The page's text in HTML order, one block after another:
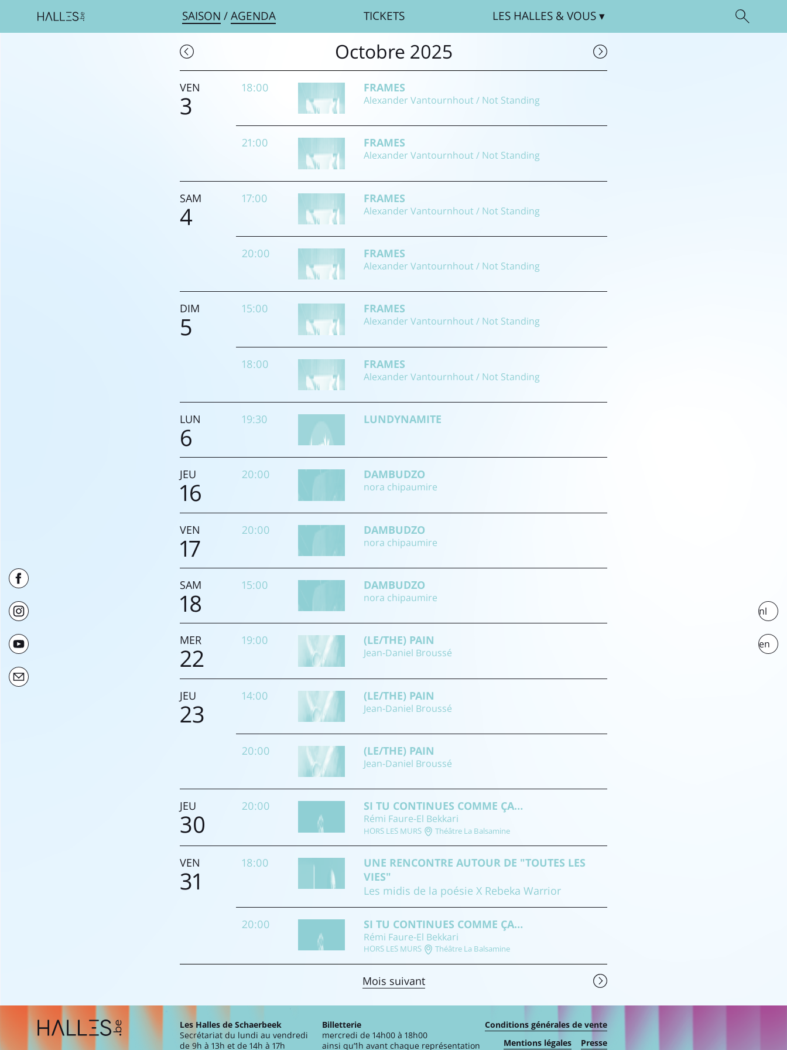
SAISON /AGENDA TICKETS LES HALLES & VOUS
Octobre 2025
VEN
3
18:00 FRAMES
Alexander Vantournhout / Not Standing
21:00 FRAMES
Alexander Vantournhout / Not Standing
SAM
4
17:00 FRAMES
Alexander Vantournhout / Not Standing
20:00 FRAMES
Alexander Vantournhout / Not Standing
DIM
5
15:00 FRAMES
Alexander Vantournhout / Not Standing
18:00 FRAMES
Alexander Vantournhout / Not Standing
LUN
6
19:30 LUNDYNAMITE
JEU
16
20:00 DAMBUDZO
nora chipaumire
VEN
17
20:00 DAMBUDZO
nora chipaumire
SAM
18
15:00 DAMBUDZO
nora chipaumire
MER
22
19:00 (LE/THE) PAIN
Jean-Daniel Broussé
JEU
23
14:00 (LE/THE) PAIN
Jean-Daniel Broussé
20:00 (LE/THE) PAIN
Jean-Daniel Broussé
JEU
30
20:00 SI TU CONTINUES COMME ÇA...
Rémi Faure-El Bekkari
HORS LES MURS Théâtre La Balsamine
VEN
31
18:00
UNE RENCONTRE AUTOUR DE "TOUTES LES
VIES"
Les midis de la poésie X Rebeka Warrior
20:00 SI TU CONTINUES COMME ÇA...
Rémi Faure-El Bekkari
HORS LES MURS Théâtre La Balsamine
Mois suivant
Extra navigation
nl
en
Les Halles de Schaerbeek
Secrétariat du lundi au vendredi
de 9h à 13h et de 14h à 17h
Billetterie
mercredi de 14h00 à 18h00
ainsi qu’1h avant chaque représentation
Conditions générales de vente
Mentions légales
Presse